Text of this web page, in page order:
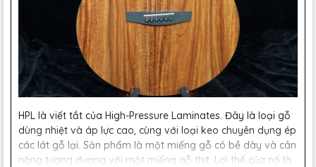
HPL là viết tắt của High-Pressure Laminates. Đây là loại gỗ
dùng nhiệt và áp lực cao, cùng với loại keo chuyên dụng ép
các lát gỗ lại. Sản phẩm là một miếng gỗ có bề dày và cân
nặng tương đương với một miếng gỗ thịt. Lợi thế của nó là